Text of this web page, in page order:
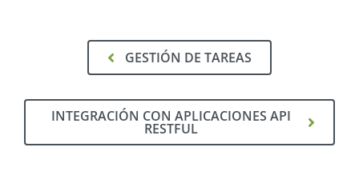
GESTIÓN DE TAREAS
INTEGRACIÓN CON APLICACIONES API
RESTFUL